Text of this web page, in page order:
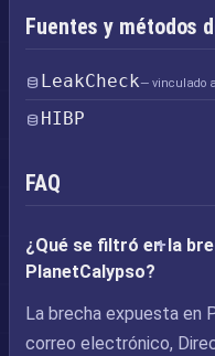
Fuentes y métodos
LeakCheck— vinculado
HIBP
FAQ
¿Qué se filtró en la
PlanetCalypso?
La brecha expuesta en
correo electrónico,